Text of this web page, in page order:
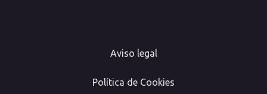
Aviso legal
Política de Cookies